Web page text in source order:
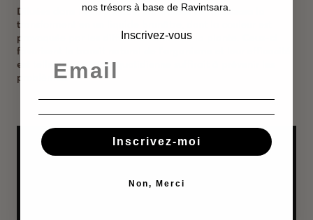
Diluées dans l’eau chaude, lesfeuilles de ravintsara
transforment en un liquide brunâtre, dont la couleur est
provoquée par les différents tanins de la plante. Ceux-ci
favorisent le transit naturel de l’organisme et leur efficacité
est telle qu’une tasse quotidienne suffirait à prévenir les
problèmes.
nos trésors à base de Ravintsara.
Inscrivez-vous
Inscrivez-moi
Non, Merci